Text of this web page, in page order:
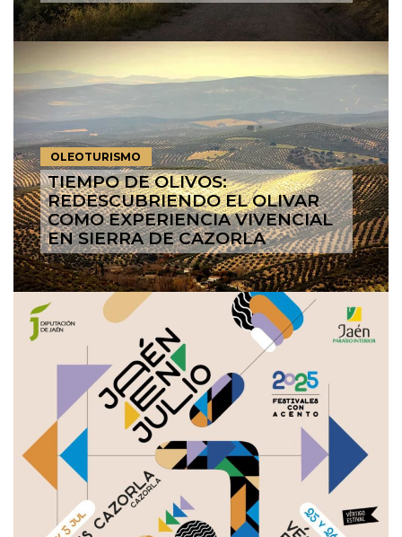
OLEOTURISMO
TIEMPO DE OLIVOS:
REDESCUBRIENDO EL OLIVAR
COMO EXPERIENCIA VIVENCIAL
EN SIERRA DE CAZORLA